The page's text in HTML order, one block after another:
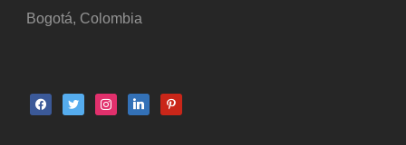
Bogotá, Colombia
facebooktwitter instagramlinkedinpinterest